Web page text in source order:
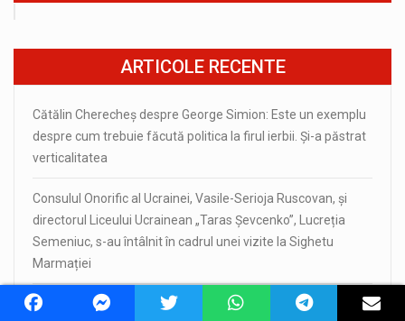
ARTICOLE RECENTE
Cătălin Cherecheș despre George Simion: Este un exemplu
despre cum trebuie făcută politica la firul ierbii. Și-a păstrat
verticalitatea
Consulul Onorific al Ucrainei, Vasile-Serioja Ruscovan, și
directorul Liceului Ucrainean „Taras Șevcenko”, Lucreția
Semeniuc, s-au întâlnit în cadrul unei vizite la Sighetu
Marmației
Gabriel Zetea: Reconstrucția podului peste Săsar intră în